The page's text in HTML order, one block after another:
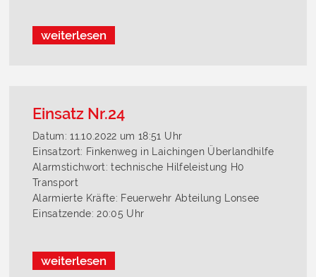
weiterlesen
Einsatz Nr.24
Datum: 11.10.2022 um 18:51 Uhr
Einsatzort: Finkenweg in Laichingen Überlandhilfe
Alarmstichwort: technische Hilfeleistung H0
Transport
Alarmierte Kräfte: Feuerwehr Abteilung Lonsee
Einsatzende: 20:05 Uhr
weiterlesen